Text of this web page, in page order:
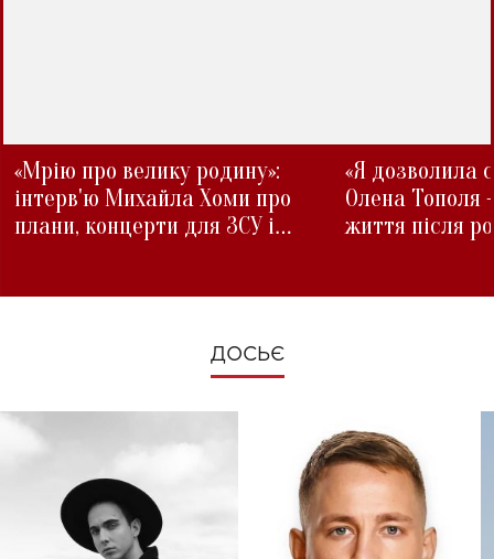
«Мрію про велику родину»:
інтерв'ю Михайла Хоми про
плани, концерти для ЗСУ і
«Я дозволила
Олена Тополя
життя після
ДОСЬЄ